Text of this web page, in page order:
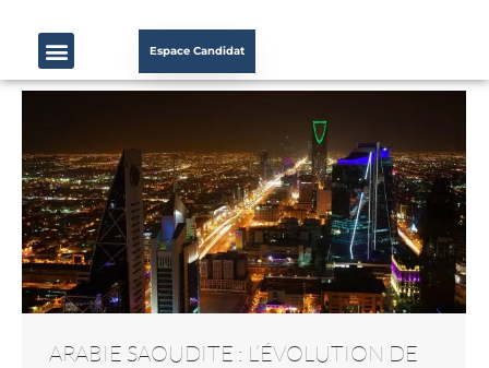
Espace Candidat
ARABIE SAOUDITE : L’ÉVOLUTION DE